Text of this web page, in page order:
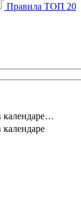
Правила ТОП 20
…